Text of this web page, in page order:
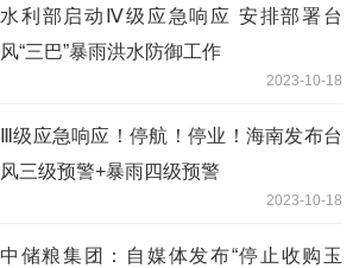
水利部启动Ⅳ级应急响应 安排部署台
风“三巴”暴雨洪水防御工作
2023-10-18
Ⅲ级应急响应！停航！停业！海南发布台
风三级预警+暴雨四级预警
2023-10-18
中储粮集团：自媒体发布“停止收购玉